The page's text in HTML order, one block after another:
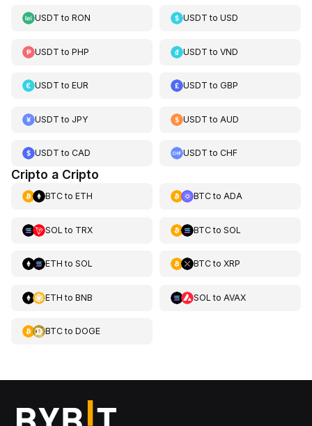
USDT to RON USDT toUSD
USDT to PHP USDT toVND
USDT to EUR USDT toGBP
USDT to JPY USDT to AUD
USDT to CAD USDT toCHF
Cripto a Cripto
BTCto ETH BTCto ADA
SOL to TRX BTCto SOL
ETH to SOL BTCto XRP
ETH to BNB SOL to AVAX
BTCto DOGE